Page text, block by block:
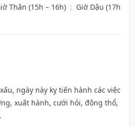
Thân (15h – 16h) ; Giờ Dậu (17h
ngày này kỵ tiến hành các việc
xuất hành, cưới hỏi, động thổ,